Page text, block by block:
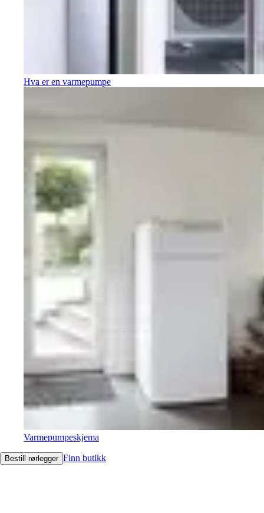
Hva er en varmepumpe
Varmepumpeskjema
Bestill rørlegger Finn butikk